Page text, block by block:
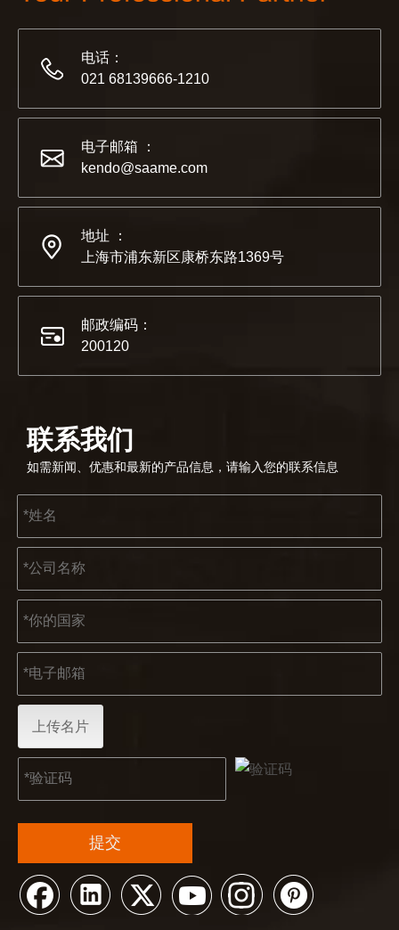
2022-07-11
KENDO的Facebook账号开通了！
我们希望激励全世界的 DIY 爱好者享受独立承担项目并成功
2023-03-02
2023 年科隆博览会，Kendo 会见老朋友和结交新朋友的绝
电话：
021 68139666-1210
电子邮箱 ：
kendo@saame.com
地址 ：
上海市浦东新区康桥东路1369号
邮政编码：
200120
联系我们
如需新闻、优惠和最新的产品信息，请输入您的联系信息
上传名片
提交